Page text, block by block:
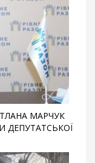
МАРЧУК
ДЕПУТАТСЬКОЇ